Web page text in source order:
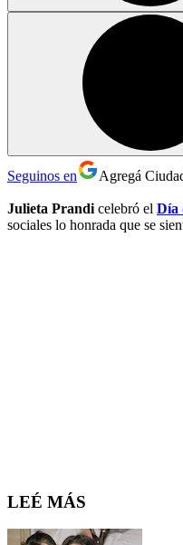
Seguinos en Agregá
Julieta Prandi celebró el Día
sociales lo honrada que se
LEÉ MÁS